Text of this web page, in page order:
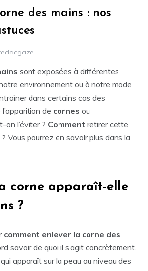
des mains : nos
sont exposées à différentes
environnement ou à notre mode
dans certains cas des
de cornes ou
on l’éviter ? Comment retirer cette
Vous pourrez en savoir plus dans la
corne apparaît-elle
?
comment enlever la corne des
savoir de quoi il s’agit concrètement.
apparaît sur la peau au niveau des